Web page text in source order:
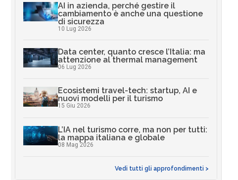
AI in azienda, perché gestire il
cambiamento è anche una questione
di sicurezza
10 Lug 2026
Data center, quanto cresce l’Italia: ma
attenzione al thermal management
06 Lug 2026
Ecosistemi travel-tech: startup, AI e
nuovi modelli per il turismo
15 Giu 2026
L’IA nel turismo corre, ma non per tutti:
la mappa italiana e globale
08 Mag 2026
Vedi tutti gli approfondimenti >